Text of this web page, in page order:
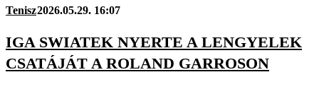
Tenisz2026.05.29. 16:07
IGA SWIATEK NYERTE A LENGYELEK
CSATÁJÁT A ROLAND GARROSON